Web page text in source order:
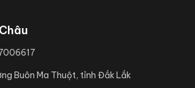
Buôn Ma Thuột, tỉnh Đắk Lắk